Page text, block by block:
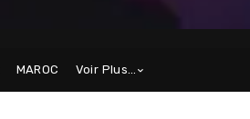
MAROC Voir Plus…